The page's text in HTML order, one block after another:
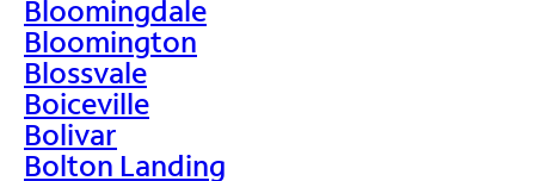
Bloomingdale
Bloomington
Blossvale
Boiceville
Bolivar
Bolton Landing